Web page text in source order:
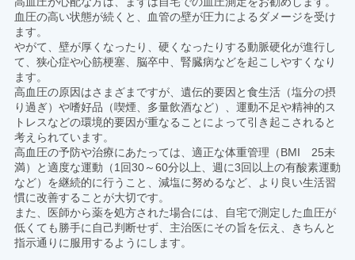
血圧の高い状態が続くと、血管の壁が圧力によるダメージを受け
ます。
やがて、壁が厚くなったり、硬くなったりする動脈硬化が進行し
て、狭心症や心筋梗塞、脳卒中、腎臓病などを起こしやすくなり
ます。
高血圧の原因はさまざまですが、遺伝的要因と食生活（塩分の摂
り過ぎ）や嗜好品（喫煙、多量飲酒など）、運動不足や精神的ス
トレスなどの環境的要因が重なることによって引き起こされると
考えられています。
高血圧の予防や治療にあたっては、適正な体重管理（BMI 25未
満）と適度な運動（1回30～60分以上、週に3回以上の有酸素運動
など）を継続的に行うこと、減塩に努めるなど、より良い生活習
慣に改善することが大切です。
また、医師から薬を処方された場合には、自宅で測定した血圧が
低くても勝手に自己判断せず、主治医にその旨を伝え、きちんと
指示通りに服用するようにします。